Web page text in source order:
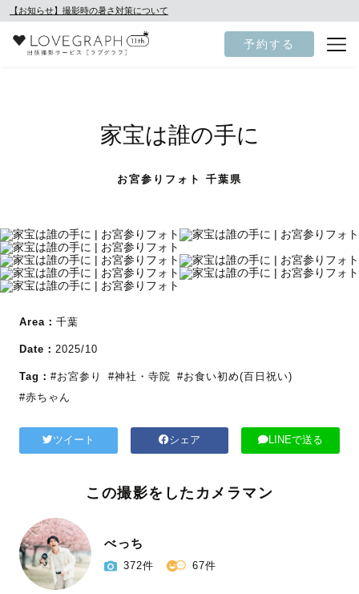
【お知らせ】撮影時の暑さ対策について
予約する
家宝は誰の手に
お宮参りフォト 千葉県
Area： 千葉
Date： 2025/10
Tag： #お宮参り #神社・寺院 #お食い初め(百日祝い)
#赤ちゃん
ツイート シェア LINEで送る
この撮影をしたカメラマン
べっち
372件 67件